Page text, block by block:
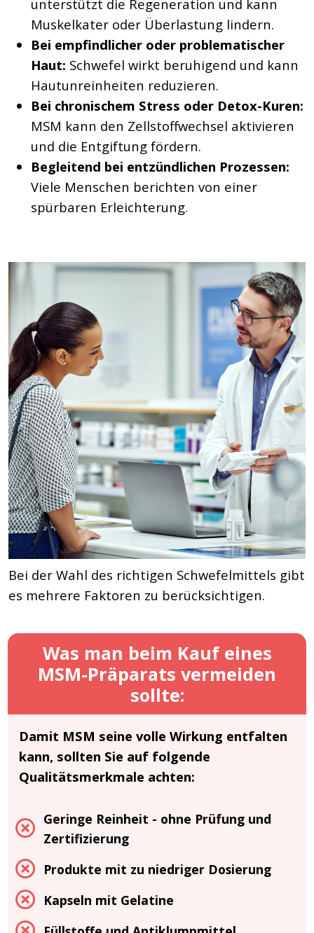
unterstützt die Regeneration und kann
Muskelkater oder Überlastung lindern.
Bei empfindlicher oder problematischer
Haut: Schwefel wirkt beruhigend und kann
Hautunreinheiten reduzieren.
Bei chronischem Stress oder Detox-Kuren:
MSM kann den Zellstoffwechsel aktivieren
und die Entgiftung fördern.
Begleitend bei entzündlichen Prozessen:
Viele Menschen berichten von einer
spürbaren Erleichterung.
Bei der Wahl des richtigen Schwefelmittels gibt
es mehrere Faktoren zu berücksichtigen.
Was man beim Kauf eines
MSM-Präparats vermeiden
sollte:
Damit MSM seine volle Wirkung entfalten
kann, sollten Sie auf folgende
Qualitätsmerkmale achten:
Geringe Reinheit - ohne Prüfung und
Zertifizierung
Produkte mit zu niedriger Dosierung
Kapseln mit Gelatine